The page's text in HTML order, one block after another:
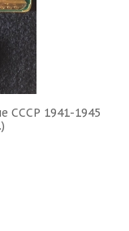
СССР 1941-1945